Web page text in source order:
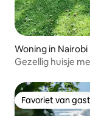
Woning in Nairobi
Gezellig huisje
Favoriet van
Favoriet van